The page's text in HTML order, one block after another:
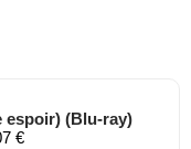
espoir) (Blu-ray)
€